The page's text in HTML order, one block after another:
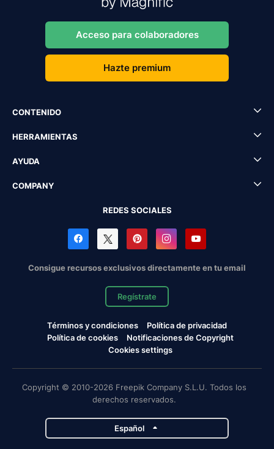
Acceso para colaboradores
Hazte premium
CONTENIDO
HERRAMIENTAS
AYUDA
COMPANY
REDES SOCIALES
Consigue recursos exclusivos directamente en tu email
Regístrate
Términos y condiciones
Política de privacidad
Política de cookies
Notificaciones de Copyright
Cookies settings
Copyright © 2010-2026 Freepik Company S.L.U. Todos los
derechos reservados.
Español